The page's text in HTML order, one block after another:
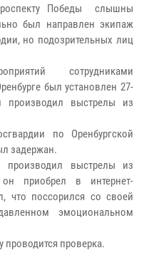
Победы слышны
был направлен экипаж
но подозрительных лиц
сотрудниками
был установлен 27-
производил выстрелы из
по Оренбургской
задержан.
производил выстрелы из
приобрел в интернет-
что поссорился со своей
эмоциональном
проверка.